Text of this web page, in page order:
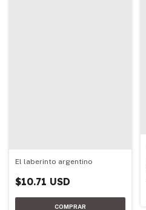
El laberinto argentino
$10.71 USD